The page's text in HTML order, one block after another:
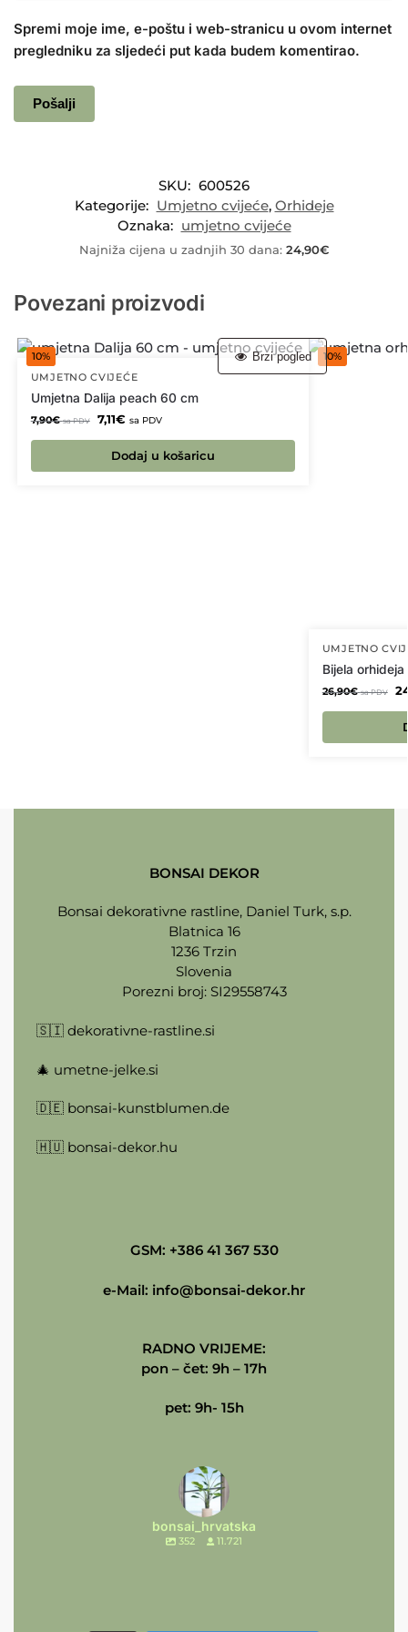
Spremi moje ime, e-poštu i web-stranicu u ovom internet
pregledniku za sljedeći put kada budem komentirao.
SKU: 600526
Kategorije: Umjetno cvijeće, Orhideje
Oznaka: umjetno cvijeće
Najniža cijena u zadnjih 30 dana: 24,90€
Povezani proizvodi
10%
UMJETNO CVIJEĆE
Umjetna Dalija peach 60 cm
7,90€ sa PDV 7,11€ sa PDV
Dodaj u košaricu
Brzi pogled 10%
UMJETNO
Bijela
26,90€ sa PDV
BONSAI DEKOR
Bonsai dekorativne rastline, Daniel Turk, s.p.
Blatnica 16
1236 Trzin
Slovenia
Porezni broj: SI29558743
🇸🇮 dekorativne-rastline.si
🎄 umetne-jelke.si
🇩🇪 bonsai-kunstblumen.de
🇭🇺 bonsai-dekor.hu
GSM: +386 41 367 530
e-Mail: info@bonsai-dekor.hr
RADNO VRIJEME:
pon – čet: 9h – 17h
pet: 9h- 15h
bonsai_hrvatska
352 11.721